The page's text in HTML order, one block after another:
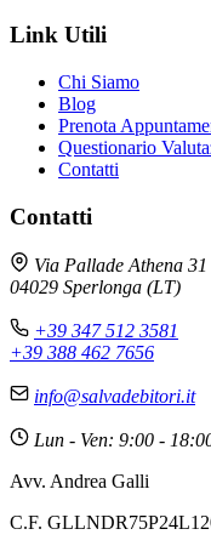
Link Utili
Chi Siamo
Blog
Prenota
Questionario
Contatti
Contatti
Via Pallade Athena 31
04029 Sperlonga (LT)
+39 347 512 3581
+39 388 462 7656
info@salvadebitori.it
Lun - Ven: 9:00 -
Avv. Andrea Galli
C.F.